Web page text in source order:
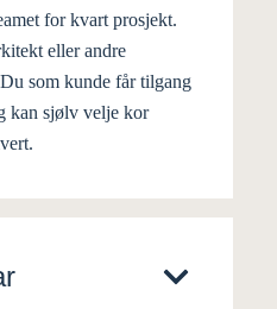
for kvart prosjekt.
eller andre
som kunde får tilgang
kan sjølv velje kor